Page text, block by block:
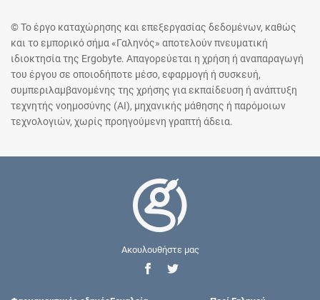
© Το έργο καταχώρησης και επεξεργασίας δεδομένων, καθώς
και το εμπορικό σήμα «Γαληνός» αποτελούν πνευματική
ιδιοκτησία της Ergobyte. Απαγορεύεται η χρήση ή αναπαραγωγή
του έργου σε οποιοδήποτε μέσο, εφαρμογή ή συσκευή,
συμπεριλαμβανομένης της χρήσης για εκπαίδευση ή ανάπτυξη
τεχνητής νοημοσύνης (AI), μηχανικής μάθησης ή παρόμοιων
τεχνολογιών, χωρίς προηγούμενη γραπτή άδεια.
Ακουλουθήστε μας